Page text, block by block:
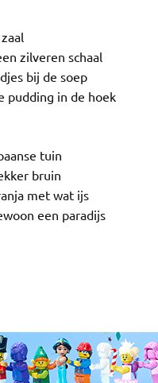
zilveren schaal
bij de soep
pudding in de hoek
tuin
bruin
met wat ijs
een paradijs